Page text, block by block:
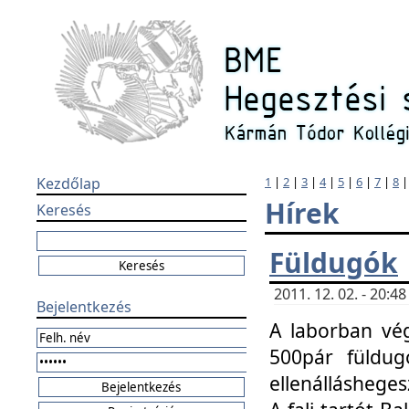
Kezdőlap
Keresés
Bejelentkezés
1 | 2 | 3 | 4| 5 | 6 | 7 | 8
Hírek
Füldugók
2011. 12. 02. -
A laborban
500pár